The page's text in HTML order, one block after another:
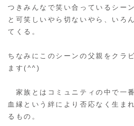
つきみんなで笑い合っているシー
と可笑しいやら切ないやら、いろ
てくる。
ちなみにこのシーンの父親をクラ
ます(^^)
家族とはコミュニティの中で一
血縁という絆により否応なく生ま
るもの。